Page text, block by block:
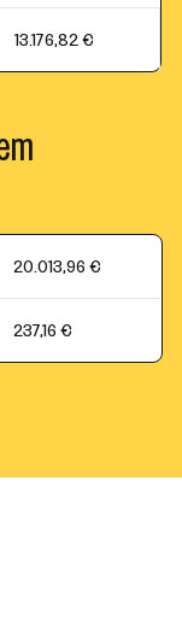
13.176,82 €
20.013,96 €
237,16 €